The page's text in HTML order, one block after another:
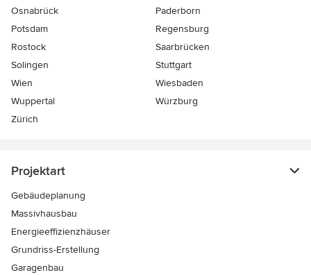
Osnabrück
Paderborn
Potsdam
Regensburg
Rostock
Saarbrücken
Solingen
Stuttgart
Wien
Wiesbaden
Wuppertal
Würzburg
Zürich
Projektart
Gebäudeplanung
Massivhausbau
Energieeffizienzhäuser
Grundriss-Erstellung
Garagenbau